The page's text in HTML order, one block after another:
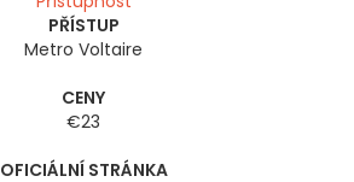
PŘÍSTUP
Metro Voltaire
CENY
€23
OFICIÁLNÍ STRÁNKA